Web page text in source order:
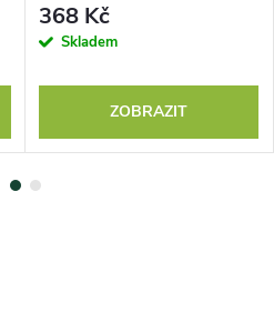
368 Kč
Skladem
ZOBRAZIT